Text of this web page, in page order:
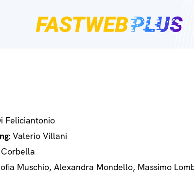
Feliciantonio
: Valerio Villani
Muschio, Alexandra Mondello, Massimo